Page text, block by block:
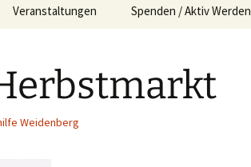
Veranstaltungen Spenden / Aktiv Werden
Weidenberg